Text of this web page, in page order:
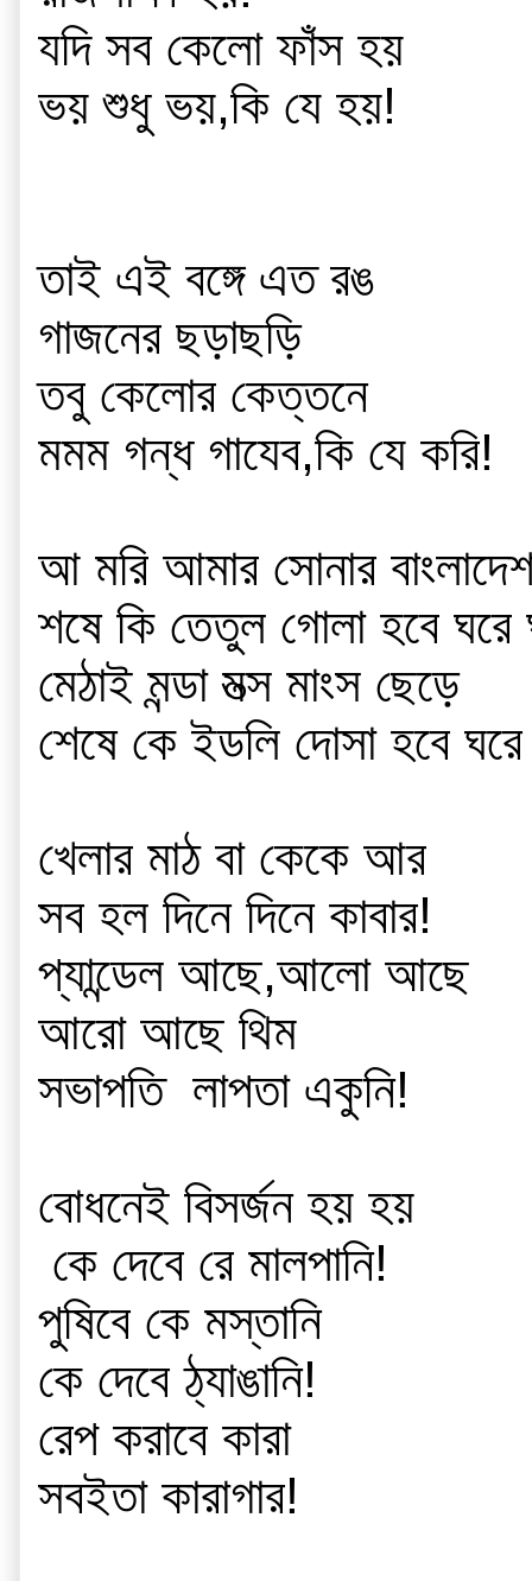
যদি সব কেলো ফাঁস হয়
ভয় শুধু ভয়,কি যে হয়!
তাই এই বঙ্গে এত রঙ
গাজনের ছড়াছড়ি
তবু কেলোর কেত্তনে
মমম গন্ধ গাযেব,কি যে করি!
আ মরি আমার সোনার
শষে কি তেতুল গোলা হবে ঘরে
মেঠাই মন্ডা মত্স মাংস ছেড়ে
শেষে কে ইডলি দোসা হবে
খেলার মাঠ বা কেকে আর
সব হল দিনে দিনে কাবার!
প্যান্ডেল আছে,আলো আছে
আরো আছে থিম
সভাপতি  লাপতা একুনি!
বোধনেই বিসর্জন হয় হয়
কে দেবে রে মালপানি!
পুষিবে কে মস্তানি
কে দেবে ঠ্যাঙানি!
রেপ করাবে কারা
সবইতা কারাগার!